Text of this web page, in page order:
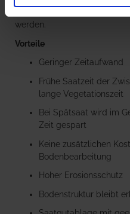
werden.
Vorteile
Geringer Zeitaufwand
Frühe Saatzeit der
lange Vegetationszeit
Bei Spätsaat wird im
Zeit gespart
Keine zusätzlichen
Bodenbearbeitung
Hoher Erosionsschutz
Bodenstruktur bleibt